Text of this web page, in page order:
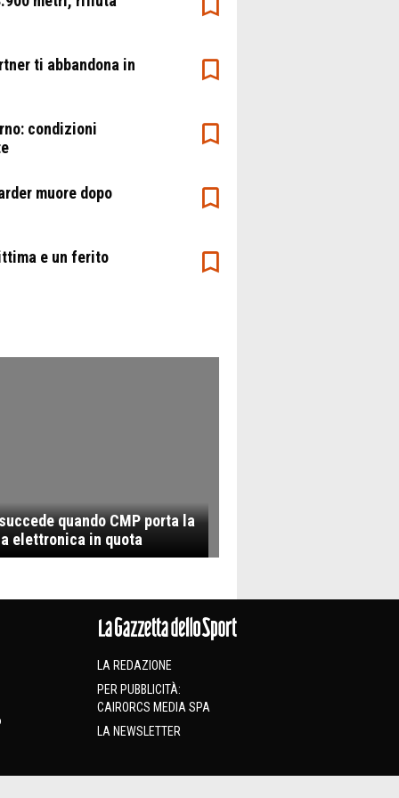
ti abbandona in
condizioni
muore dopo
e un ferito
quando CMP porta la
elettronica in quota
LA REDAZIONE
PER PUBBLICITÀ:
CAIRORCS MEDIA SPA
LA NEWSLETTER